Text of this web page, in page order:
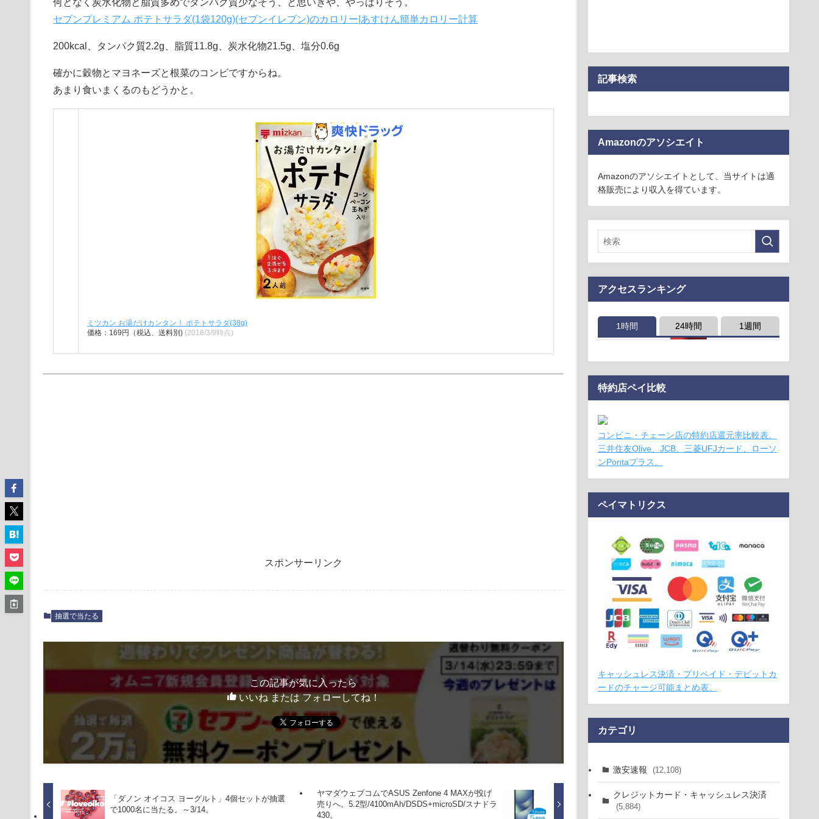
何となく炭水化物と脂質多めでタンパク質少なそう、と思いきや、やっぱりそう。
セブンプレミアム ポテトサラダ(1袋120g)(セブンイレブン)のカロリー|あすけん簡単カロリー計算
200kcal、タンパク質2.2g、脂質11.8g、炭水化物21.5g、塩分0.6g
確かに穀物とマヨネーズと根菜のコンビですからね。
あまり食いまくるのもどうかと。
ミツカン お湯だけカンタン！ ポテトサラダ(38g)
価格：169円（税込、送料別) (2018/3/9時点)
スポンサーリンク
抽選で当たる
この記事が気に入ったら
いいね または フォローしてね！
「ダノン オイコス ヨーグルト」4個セットが抽選
で1000名に当たる。～3/14。
ヤマダウェブコムでASUS Zenfone 4 MAXが投げ
売りへ。5.2型/4100mAh/DSDS+microSD/スナドラ
430。
記事検索
Amazonのアソシエイト
Amazonのアソシエイトとして、当サイトは適
格販売により収入を得ています。
アクセスランキング
1時間 24時間 1週間
特約店ペイ比較
コンビニ・チェーン店の特約店還元率比較表。
三井住友Olive、JCB、三菱UFJカード、ローソ
ンPontaプラス。
ペイマトリクス
キャッシュレス決済・プリペイド・デビットカ
ードのチャージ可能まとめ表。
カテゴリ
激安速報 (12,108)
クレジットカード・キャッシュレス決済
(5,884)